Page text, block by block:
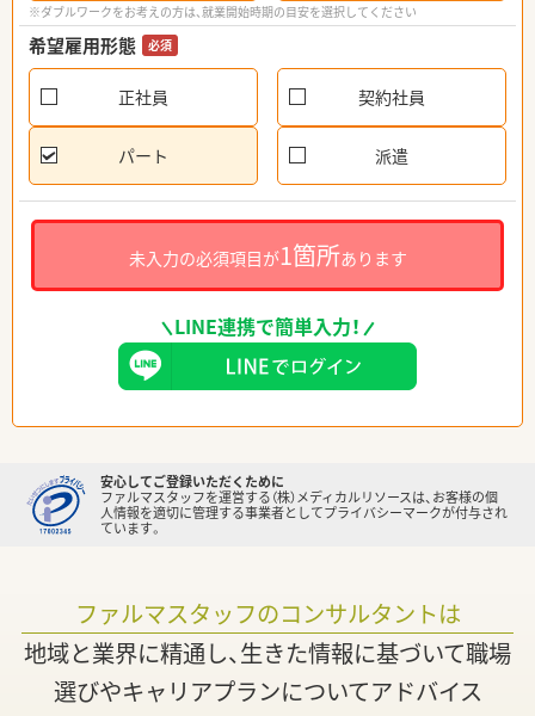
※ダブルワークをお考えの方は、就業開始時期の目安を選択してください
希望雇用形態 必須
正社員 契約社員
パート 派遣
未入力の必須項目が1箇所あります
LINE連携で簡単入力！
安心してご登録いただくために
ファルマスタッフを運営する（株）メディカルリソースは、お客様の個
人情報を適切に管理する事業者としてプライバシーマークが付与され
ています。
ファルマスタッフのコンサルタントは
地域と業界に精通し、生きた情報に基づいて職場
選びやキャリアプランについてアドバイス